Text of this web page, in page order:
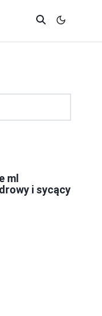
ml
i sycący